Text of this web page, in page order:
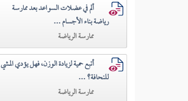
ألم في عضلات السواعد بعد ممارسة
رياضة بناء الأجسام ...
ممارسة الرياضة
أتبع حمية لزيادة الوزن، فهل يؤدي المشي
للنحافة؟ ...
ممارسة الرياضة